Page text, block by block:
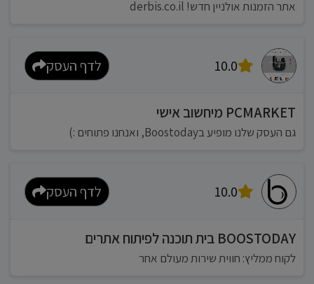
אתר הזמנות אולניין חדש! derbis.co.il
10.0 לדף העסק
PCMARKET מיחשוב אישי
גם העסק שלנו מופיע בBoostoday, ואנחנו פתוחים :)
10.0 לדף העסק
BOOSTODAY בית תוכנה לפיתוח אתרים
לקוח ממליץ: חווית שירות מעולם אחר